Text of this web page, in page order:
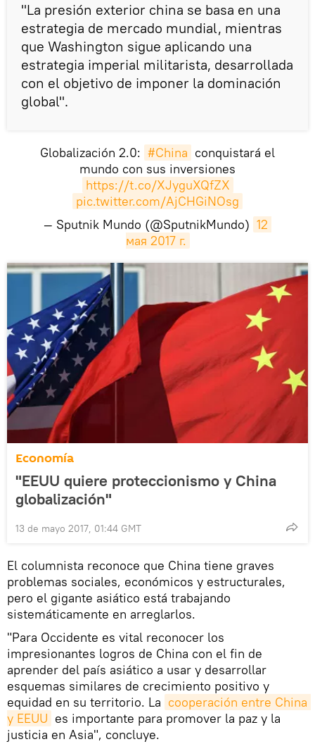
"La presión exterior china se basa en una
estrategia de mercado mundial, mientras
que Washington sigue aplicando una
estrategia imperial militarista, desarrollada
con el objetivo de imponer la dominación
global".
Globalización 2.0: #China conquistará el
mundo con sus inversiones
https://t.co/XJyguXQfZX
pic.twitter.com/AjCHGiNOsg
— Sputnik Mundo (@SputnikMundo) 12
мая 2017 г.
Economía
"EEUU quiere proteccionismo y China
globalización"
13 de mayo 2017, 01:44 GMT
El columnista reconoce que China tiene graves
problemas sociales, económicos y estructurales,
pero el gigante asiático está trabajando
sistemáticamente en arreglarlos.
"Para Occidente es vital reconocer los
impresionantes logros de China con el fin de
aprender del país asiático a usar y desarrollar
esquemas similares de crecimiento positivo y
equidad en su territorio. La cooperación entre China
y EEUU es importante para promover la paz y la
justicia en Asia", concluye.